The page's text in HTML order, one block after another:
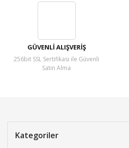
GÜVENLİ ALIŞVERİŞ
256bit SSL Sertifikası ile Güvenli
Satın Alma
Kategoriler